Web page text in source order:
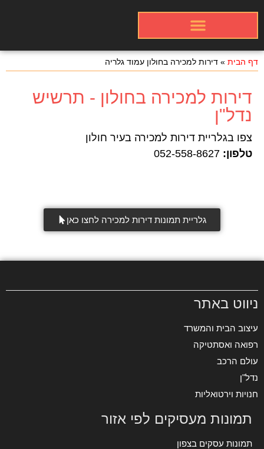
דף הבית » דירות למכירה בחולון עמוד גלריה
דירות למכירה בחולון - תרשיש
נדל"ן
צפו בגלריית דירות למכירה בעיר חולון
טלפון: 052-558-8627
גלריית תמונות דירות למכירה לחצו כאן
ניווט באתר
עיצוב הבית והמשרד
רפואה ואסתטיקה
עולם הרכב
נדל"ן
חנויות וירטואליות
תמונות מעסיקים לפי אזור
תמונות עסקים בצפון